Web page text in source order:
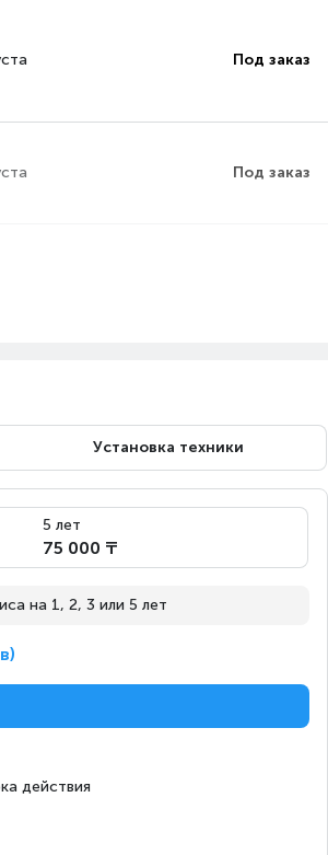
Под заказ
Под заказ
на витрине
Установка техники
5 лет
75 000 ₸
на 1, 2, 3 или 5 лет
действия